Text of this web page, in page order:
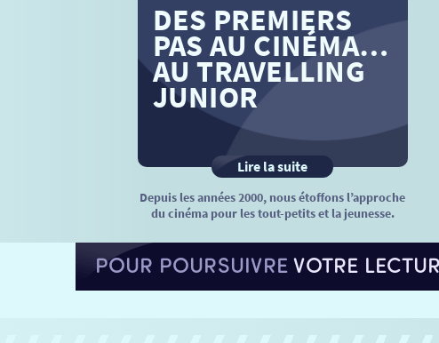
DES PREMIERS
PAS AU CINÉMA…
AU TRAVELLING
JUNIOR
Lire la suite
Depuis les années 2000, nous étoffons l’approche
du cinéma pour les tout-petits et la jeunesse.
POUR POURSUIVREVOTRE